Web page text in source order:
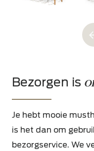
Bezorgen is
Je hebt mooie
is het dan om
bezorgservice. We